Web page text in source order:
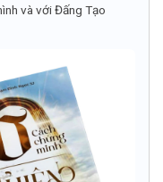
và với Đấng Tạo